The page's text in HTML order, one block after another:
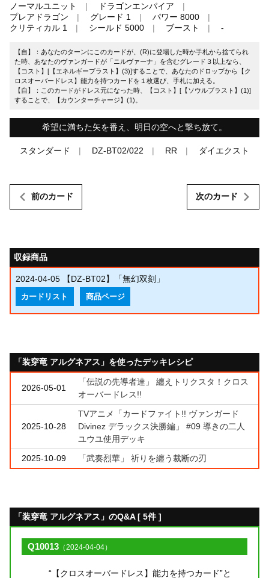
ノーマルユニット
ドラゴンエンパイア
プレアドラゴン
グレード 1
パワー 8000
クリティカル 1
シールド 5000 ブースト -
【自】：あなたのターンにこのカードが、(R)に登場した時か手札から捨てられ
た時、あなたのヴァンガードが「ニルヴァーナ」を含むグレード３以上なら、
【コスト】[【エネルギーブラスト】(3)]することで、あなたのドロップから【ク
ロスオーバードレス】能力を持つカードを１枚選び、手札に加える。
【自】：このカードがドレス元になった時、【コスト】[【ソウルブラスト】(1)]
することで、【カウンターチャージ】(1)。
希望に満ちた矢を番え、明日の空へと撃ち放て。
スタンダード DZ-BT02/022 RR ダイエクスト
前のカード 次のカード
収録商品
2024-04-05 【DZ-BT02】「無幻双刻」
カードリスト 商品ページ
「装穿竜 アルグネアス」を使ったデッキレシピ
2026-05-01
「伝説の先導者達」 纏えトリクスタ！クロス
オーバードレス!!
2025-10-28
TVアニメ「カードファイト!! ヴァンガード
Divinez デラックス決勝編」 #09 導きの二人
ユウユ使用デッキ
2025-10-09
「武奏烈華」 祈りを纏う裁断の刃
「装穿竜 アルグネアス」のQ&A [ 5件 ]
Q10013 （2024-04-04）
“【クロスオーバードレス】能力を持つカード”と